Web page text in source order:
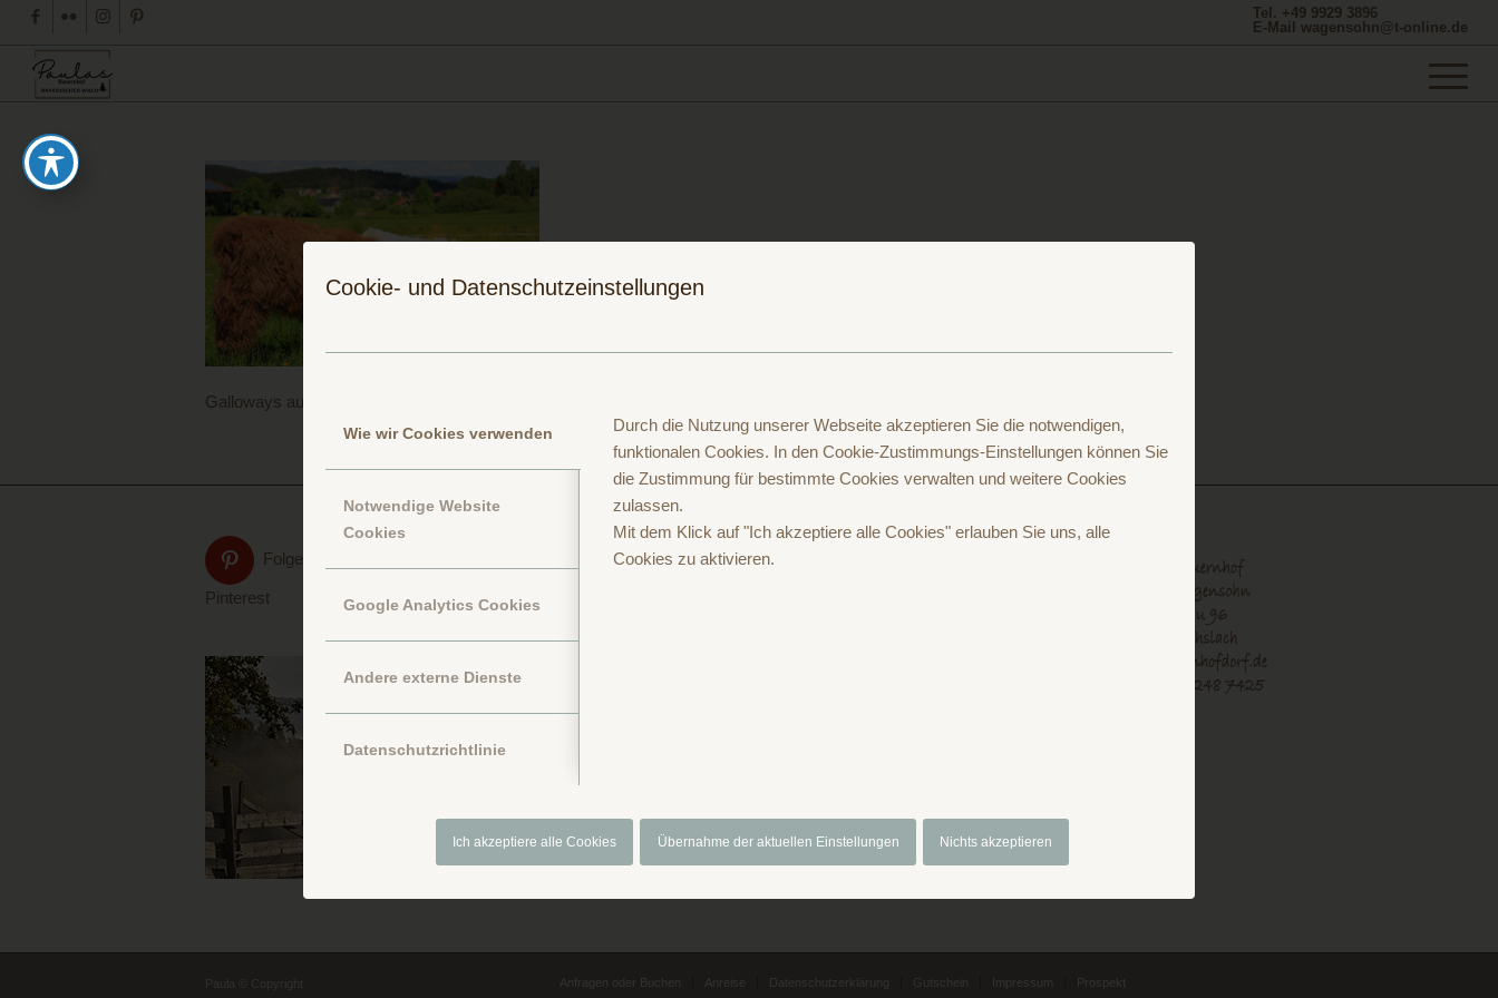
Cookie- und Datenschutzeinstellungen
Wie wir Cookies verwenden
Notwendige Website
Cookies
Google Analytics Cookies
Andere externe Dienste
Datenschutzrichtlinie
Durch die Nutzung unserer Webseite akzeptieren Sie die notwendigen,
funktionalen Cookies. In den Cookie-Zustimmungs-Einstellungen können Sie
die Zustimmung für bestimmte Cookies verwalten und weitere Cookies
zulassen.
Mit dem Klick auf "Ich akzeptiere alle Cookies" erlauben Sie uns, alle
Cookies zu aktivieren.
Ich akzeptiere alle Cookies Übernahme der aktuellen Einstellungen Nichts akzeptieren
Tel. +49 9929 3896
E-Mail wagensohn@t-online.de
Galloways auf der grünen Wiese bei Sonnenschein neben dem Kinderspielplatz auf Paulas Bauernhof im Bayerischen Wald
Folge uns auf
Pinterest
Folge uns auf
Instagram
Paula © Copyright Anfragen oder Buchen Anreise Datenschutzerklärung Gutschein Impressum Prospekt